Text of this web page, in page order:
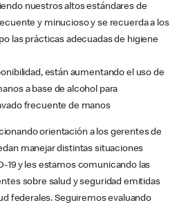
nuestros altos estándares de
y minucioso y se recuerda a los
las prácticas adecuadas de higiene
están aumentando el uso de
a base de alcohol para
frecuente de manos
orientación a los gerentes de
manejar distintas situaciones
19 y les estamos comunicando las
sobre salud y seguridad emitidas
federales. Seguiremos evaluando